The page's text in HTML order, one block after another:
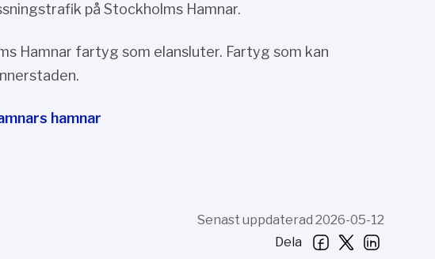
på Stockholms Hamnar.
Hamnar fartyg som elansluter. Fartyg som kan
hamnar
Senast uppdaterad 2026-05-12
Dela